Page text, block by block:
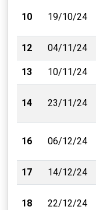
10 19/10/24
12 04/11/24
13 10/11/24
14 23/11/24
16 06/12/24
17 14/12/24
18 22/12/24